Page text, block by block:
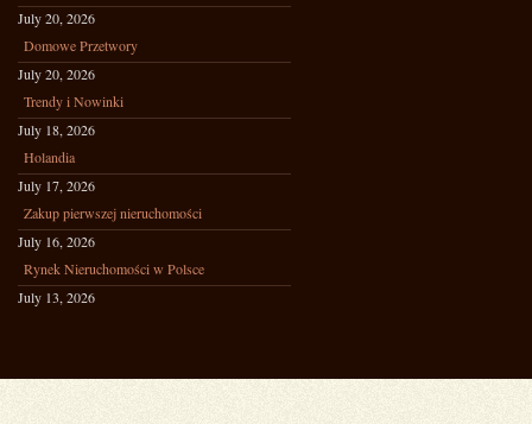
July 20, 2026
Domowe Przetwory
July 20, 2026
Trendy i Nowinki
July 18, 2026
Holandia
July 17, 2026
Zakup pierwszej nieruchomości
July 16, 2026
Rynek Nieruchomości w Polsce
July 13, 2026